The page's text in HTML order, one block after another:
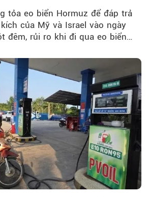
tỏa eo biển Hormuz để đáp trả
của Mỹ và Israel vào ngày
đêm, rủi ro khi đi qua eo biển